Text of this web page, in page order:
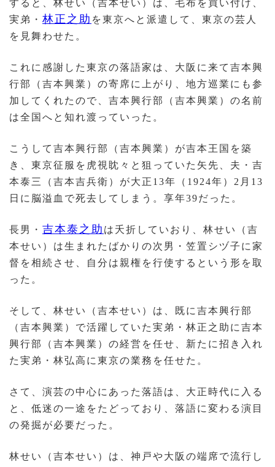
すると、林せい（吉本せい）は、毛布を買い付け、
実弟・ 林正之助 を東京へと派遣して、東京の芸人
を見舞わせた。
これに感謝した東京の落語家は、大阪に来て吉本興
行部（吉本興業）の寄席に上がり、地方巡業にも参
加してくれたので、吉本興行部（吉本興業）の名前
は全国へと知れ渡っていった。
こうして吉本興行部（吉本興業）が吉本王国を築
き、東京征服を虎視眈々と狙っていた矢先、夫・吉
本泰三（吉本吉兵衛）が大正13年（1924年）2月13
日に脳溢血で死去してしまう。享年39だった。
長男・ 吉本泰之助 は夭折していおり、林せい（吉
本せい）は生まれたばかりの次男・笠置シヅ子に家
督を相続させ、自分は親権を行使するという形を取
った。
そして、林せい（吉本せい）は、既に吉本興行部
（吉本興業）で活躍していた実弟・林正之助に吉本
興行部（吉本興業）の経営を任せ、新たに招き入れ
た実弟・林弘高に東京の業務を任せた。
さて、演芸の中心にあった落語は、大正時代に入る
と、低迷の一途をたどっており、落語に変わる演目
の発掘が必要だった。
林せい（吉本せい）は、神戸や大阪の端席で流行し